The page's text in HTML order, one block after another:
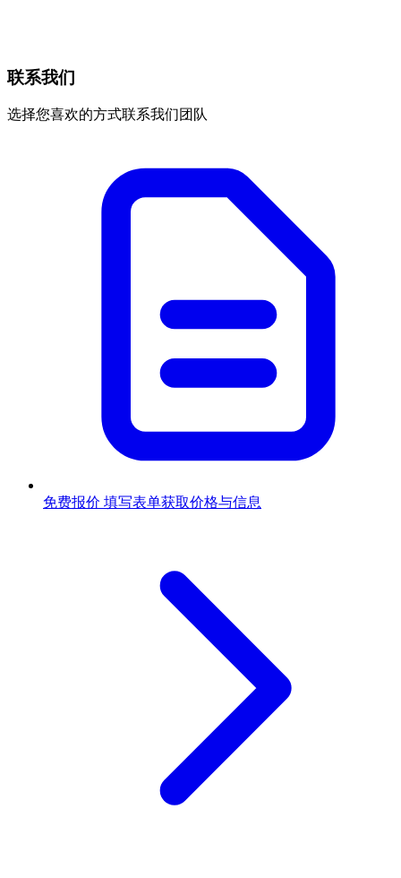
联系我们
选择您喜欢的方式联系我们团队
免费报价 填写表单获取价格与信息